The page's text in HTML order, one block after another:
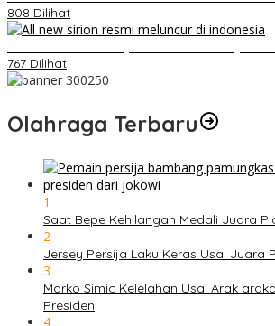
808 Dilihat
767 Dilihat
Olahraga Terbaru
1
Saat Bepe Kehilangan Medali Juara
2
Jersey Persija Laku Keras Usai Juara
3
Marko Simic Kelelahan Usai Arak
Presiden
4